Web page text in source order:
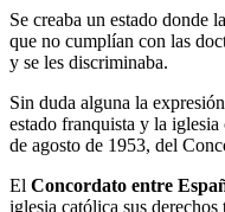
Se creaba un estado donde
que no cumplían con las
y se les discriminaba.
Sin duda alguna la
estado franquista y la
de agosto de 1953, del
El Concordato entre
iglesia católica sus